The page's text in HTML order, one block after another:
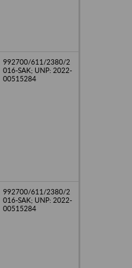
992700/611/2380/2
016-SAK; UNP: 2022-
00515284
992700/611/2380/2
016-SAK; UNP: 2022-
00515284